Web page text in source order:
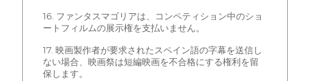
16. ファンタスマゴリアは、コンペティション中のショ
ートフィルムの展示権を支払いません。
17. 映画製作者が要求されたスペイン語の字幕を送信し
ない場合、映画祭は短編映画を不合格にする権利を留
保します。